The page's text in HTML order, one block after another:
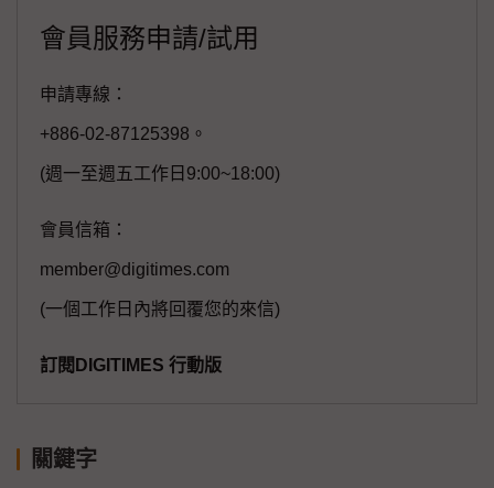
會員服務申請/試用
申請專線：
+886-02-87125398。
(週一至週五工作日9:00~18:00)
會員信箱：
member@digitimes.com
(一個工作日內將回覆您的來信)
訂閱DIGITIMES 行動版
關鍵字